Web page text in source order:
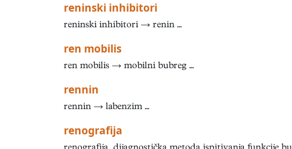
reninski inhibitori
reninski inhibitori → renin ...
ren mobilis
ren mobilis → mobilni bubreg ...
rennin
rennin → labenzim ...
renografija